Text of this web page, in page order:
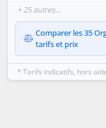
+ 25 autres…
Comparer les 35
tarifs et prix
* Tarifs indicatifs, hors